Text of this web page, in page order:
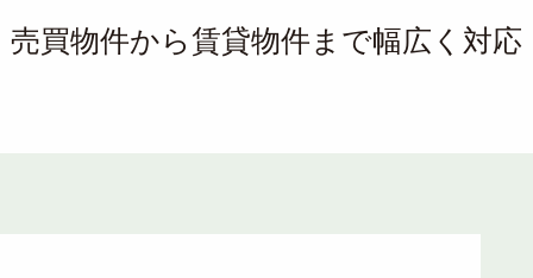
売買物件から賃貸物件まで幅広く対応